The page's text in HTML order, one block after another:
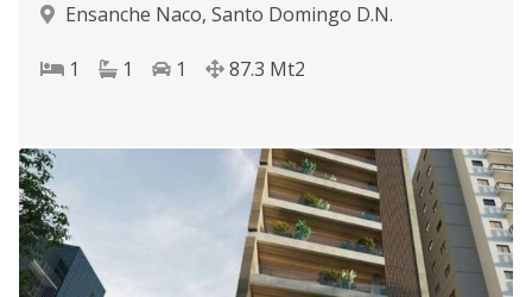
Ensanche Naco, Santo Domingo D.N.
1 1 1 87.3 Mt2